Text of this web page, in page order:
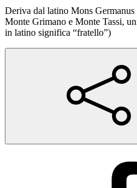
Deriva dal latino Mons
Monte Grimano e Monte Tassi,
in latino significa “fratello”)